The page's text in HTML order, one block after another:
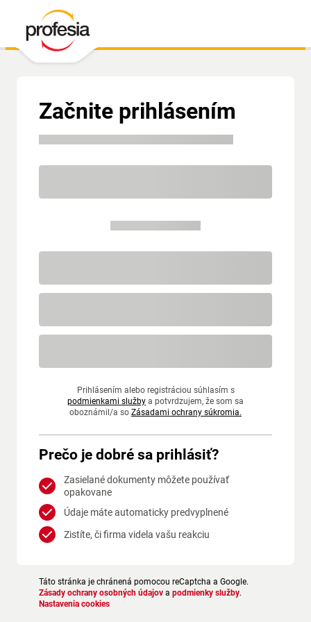
Začnite prihlásením
Prihlásením alebo registráciou súhlasím s
podmienkami služby a potvrdzujem, že som sa
oboznámil/a so Zásadami ochrany súkromia.
Prečo je dobré sa prihlásiť?
Zasielané dokumenty môžete používať
opakovane
Údaje máte automaticky predvyplnené
Zistíte, či firma videla vašu reakciu
Táto stránka je chránená pomocou reCaptcha a Google.
Zásady ochrany osobných údajov a podmienky služby.
Nastavenia cookies